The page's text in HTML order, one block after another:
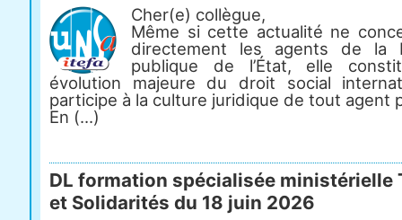
Cher(e) collègue,
Même si cette actualité ne
directement les agents de la
publique de l’État, elle
évolution majeure du droit social
participe à la culture juridique de tout agent
En (...)
DL formation spécialisée ministérielle
et Solidarités du 18 juin 2026